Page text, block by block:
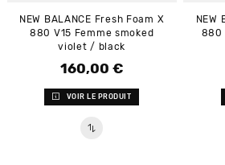
NEW BALANCE Fresh Foam X
880 V15 Femme smoked
violet / black
Prix
160,00 €
VOIR LE PRODUIT
NEW
880